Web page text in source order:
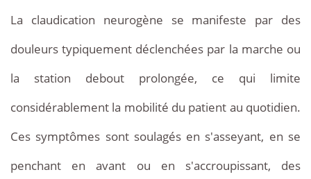
La claudication neurogène se manifeste par des
douleurs typiquement déclenchées par la marche ou
la station debout prolongée, ce qui limite
considérablement la mobilité du patient au quotidien.
Ces symptômes sont soulagés en s'asseyant, en se
penchant en avant ou en s'accroupissant, des